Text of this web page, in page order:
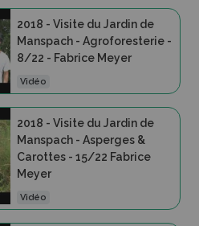
2018 - Visite du Jardin de
Manspach - Agroforesterie -
8/22 - Fabrice Meyer
Vidéo
2018 - Visite du Jardin de
Manspach - Asperges &
Carottes - 15/22 Fabrice
Meyer
Vidéo